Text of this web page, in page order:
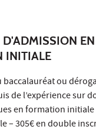
EN
INITIALE
baccalauréat ou
de l’expérience sur
en formation initiale
– 305€ en double